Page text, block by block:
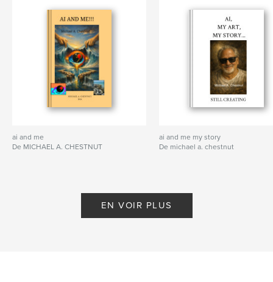
ai and me
De MICHAEL A. CHESTNUT
ai and me my story
De michael a. chestnut
EN VOIR PLUS